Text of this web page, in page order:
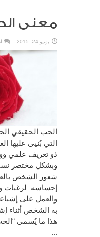
معنى
يونيو 24, 2015
الحب الحقيقي
التي بُنيى عليها
ذو تعريف علمي
وبشكل مختصر
شعور الشخص
إحساسه لرغبات
والعمل على
به الشخص أثناء
هذا ما يُسمى
...